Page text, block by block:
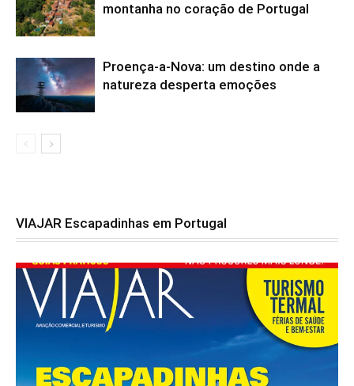
montanha no coração de Portugal
Proença-a-Nova: um destino onde a
natureza desperta emoções
VIAJAR Escapadinhas em Portugal